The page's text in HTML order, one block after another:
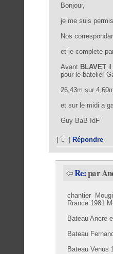
Bonjour,
je me suis
Nos
et je complete
Avant BLAVETil
pour le batelier
26,43m sur
et sur le midi a
Guy BaB IdF
Répondre
Re:par
chantier
Rrance 1981
Bateau Ancre
Bateau
Bateau Venus